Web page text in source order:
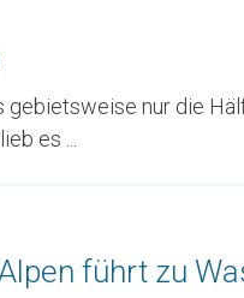
nur die
es ...
führt zu